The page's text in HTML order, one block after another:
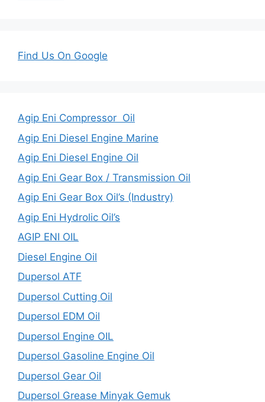
Find Us On Google
Agip Eni Compressor Oil
Agip Eni Diesel Engine Marine
Agip Eni Diesel Engine Oil
Agip Eni Gear Box / Transmission Oil
Agip Eni Gear Box Oil’s (Industry)
Agip Eni Hydrolic Oil’s
AGIP ENI OIL
Diesel Engine Oil
Dupersol ATF
Dupersol Cutting Oil
Dupersol EDM Oil
Dupersol Engine OIL
Dupersol Gasoline Engine Oil
Dupersol Gear Oil
Dupersol Grease Minyak Gemuk